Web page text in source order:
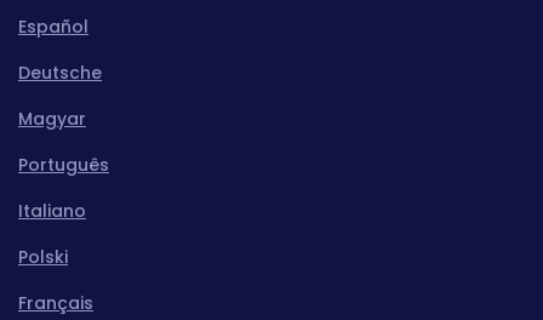
Español
Deutsche
Magyar
Português
Italiano
Polski
Français